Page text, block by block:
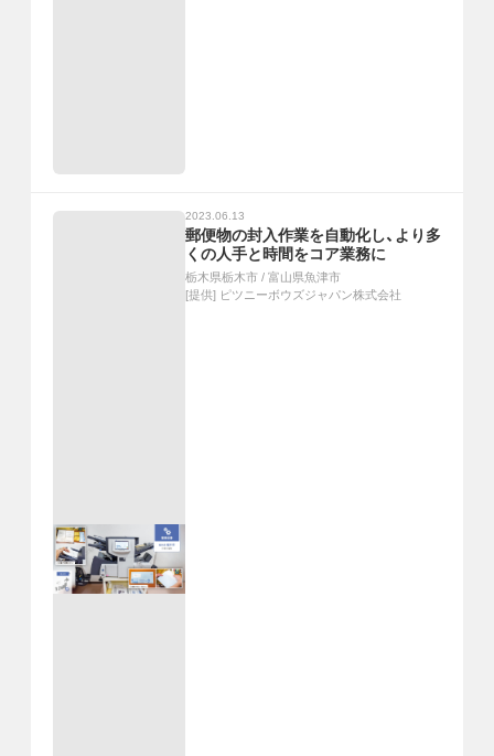
2023.06.13
郵便物の封入作業を自動化し、より多
くの人手と時間をコア業務に
栃木県栃木市 / 富山県魚津市
[提供] ピツニーボウズジャパン株式会社